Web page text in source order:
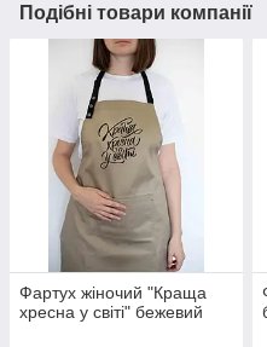
Подібні товари компанії
Фартух жіночий "Краща
хресна у світі" бежевий